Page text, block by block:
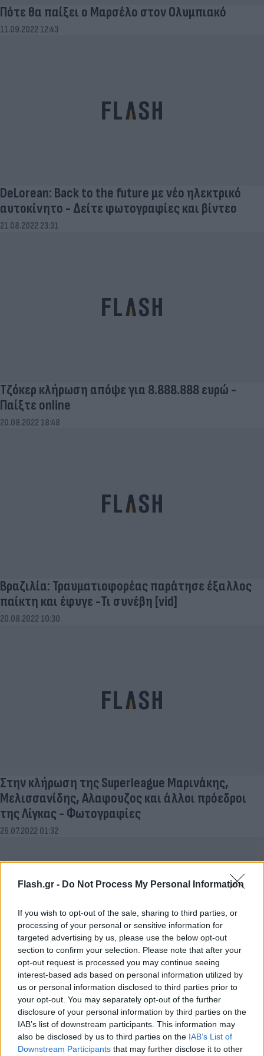
Flash.gr - Do Not Process My Personal Information
If you wish to opt-out of the sale, sharing to third parties, or
processing of your personal or sensitive information for
targeted advertising by us, please use the below opt-out
section to confirm your selection. Please note that after your
opt-out request is processed you may continue seeing
interest-based ads based on personal information utilized by
us or personal information disclosed to third parties prior to
your opt-out. You may separately opt-out of the further
disclosure of your personal information by third parties on the
IAB’s list of downstream participants. This information may
also be disclosed by us to third parties on the IAB’s List of
Downstream Participants that may further disclose it to other
Πότε θα παίξει ο Μαρσέλο στον Ολυμπιακό
11.09.2022 12:43
DeLorean: Back to the future με νέο ηλεκτρικό
αυτοκίνητο - Δείτε φωτoγραφίες και βίντεο
21.08.2022 23:31
Τζόκερ κλήρωση απόψε για 8.888.888 ευρώ -
Παίξτε online
20.08.2022 18:48
Βραζιλία: Τραυματιοφορέας παράτησε έξαλλος
παίκτη και έφυγε -Τι συνέβη [vid]
20.08.2022 10:30
Στην κλήρωση της Superleague Μαρινάκης,
Μελισσανίδης, Αλαφουζος και άλλοι πρόεδροι
της Λίγκας - Φωτογραφίες
26.07.2022 01:32
Ολυμπιακός: Το scouting report του Δανού εξτρέμ
Φίλιπ Ζινκερνάγκελ και η σύγκριση των
αναλυτών με Γκνάμπρι και Νειμάρ!
22.06.2022 16:22